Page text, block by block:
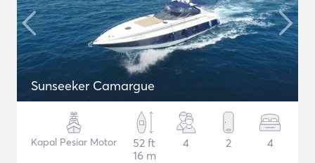
Sunseeker Camargue
Kapal Pesiar Motor
52 ft
16 m
4 2 4